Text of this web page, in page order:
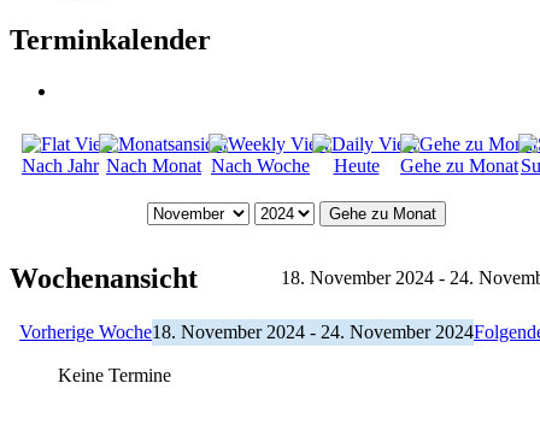
Terminkalender
Nach Jahr Nach Monat Nach Woche Heute Gehe zu Monat
Gehe zu Monat
Wochenansicht 18. November 2024 - 24.
Vorherige Woche18. November 2024 - 24. November 2024
Keine Termine